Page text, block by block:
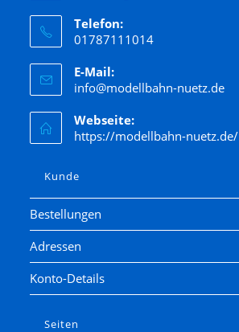
Telefon:
01787111014
E-Mail:
info@modellbahn-nuetz.de
Webseite:
https://modellbahn-nuetz.de/
Kunde
Bestellungen
Adressen
Konto-Details
Seiten